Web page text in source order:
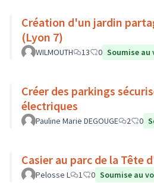
Création d'un jardin
(Lyon 7)
WILMOUTH 13 0 Soumise au
Créer des parkings
électriques
Pauline Marie DEGOUGE 2 0
Casier au parc de la Tête
Pelosse L 1 0 Soumise au